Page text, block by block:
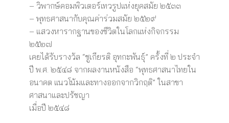
– วิพากษ์คอมพิวเตอร์เทวรูปแห่งยุคสมัย ๒๕๓๓
– พุทธศาสนากับคุณค่าร่วมสมัย ๒๕๒๙
– แสวงหารากฐานของชีวิตในโลกแห่งกิจกรรม
๒๕๒๗
เคยได้รับรางวัล “ชูเกียรติ อุทกะพันธุ์” ครั้งที่ ๒ ประจำ
ปี พ.ศ. ๒๕๔๘ จากผลงานหนังสือ “พุทธศาสนาไทยใน
อนาคต แนวโน้มและทางออกจากวิกฤติ” ในสาขา
ศาสนาและปรัชญา
เมื่อปี ๒๕๔๘